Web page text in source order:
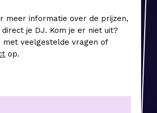
meer informatie over de prijzen,
direct je DJ. Kom je er niet uit?
met veelgestelde vragen of
op.